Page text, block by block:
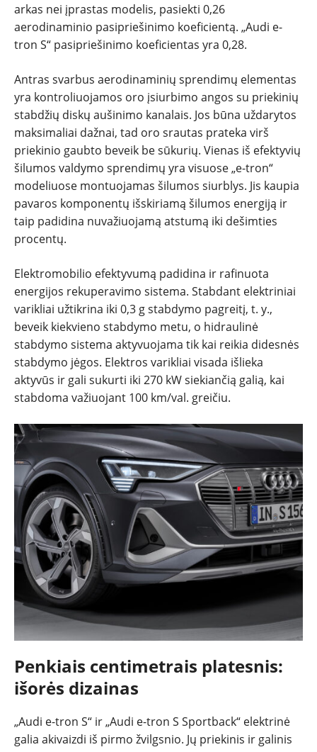
arkas nei įprastas modelis, pasiekti 0,26
aerodinaminio pasipriešinimo koeficientą. „Audi e-
tron S“ pasipriešinimo koeficientas yra 0,28.
Antras svarbus aerodinaminių sprendimų elementas
yra kontroliuojamos oro įsiurbimo angos su priekinių
stabdžių diskų aušinimo kanalais. Jos būna uždarytos
maksimaliai dažnai, tad oro srautas prateka virš
priekinio gaubto beveik be sūkurių. Vienas iš efektyvių
šilumos valdymo sprendimų yra visuose „e-tron“
modeliuose montuojamas šilumos siurblys. Jis kaupia
pavaros komponentų išskiriamą šilumos energiją ir
taip padidina nuvažiuojamą atstumą iki dešimties
procentų.
Elektromobilio efektyvumą padidina ir rafinuota
energijos rekuperavimo sistema. Stabdant elektriniai
varikliai užtikrina iki 0,3 g stabdymo pagreitį, t. y.,
beveik kiekvieno stabdymo metu, o hidraulinė
stabdymo sistema aktyvuojama tik kai reikia didesnės
stabdymo jėgos. Elektros varikliai visada išlieka
aktyvūs ir gali sukurti iki 270 kW siekiančią galią, kai
stabdoma važiuojant 100 km/val. greičiu.
Penkiais centimetrais platesnis:
išorės dizainas
„Audi e-tron S“ ir „Audi e-tron S Sportback“ elektrinė
galia akivaizdi iš pirmo žvilgsnio. Jų priekinis ir galinis